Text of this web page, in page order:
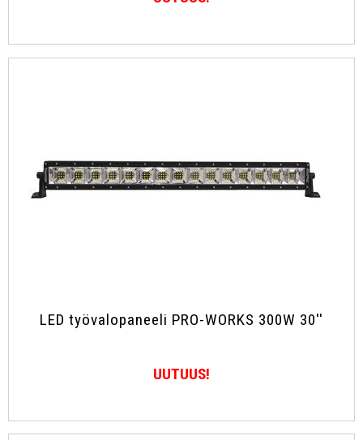
LED työvalopaneeli PRO-WORKS 300W 30''
UUTUUS!